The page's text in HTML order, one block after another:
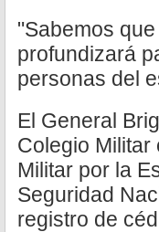
"Sabemos
profundizará
personas del
El General
Colegio Militar
Militar por la
Seguridad
registro de